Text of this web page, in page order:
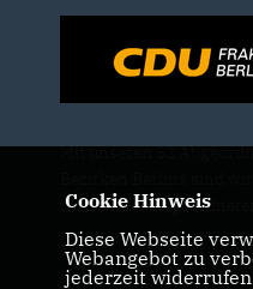
Mit unseren 52
im Berliner
Cookie Hinweis
Diese Webseite
Webangebot zu
jederzeit